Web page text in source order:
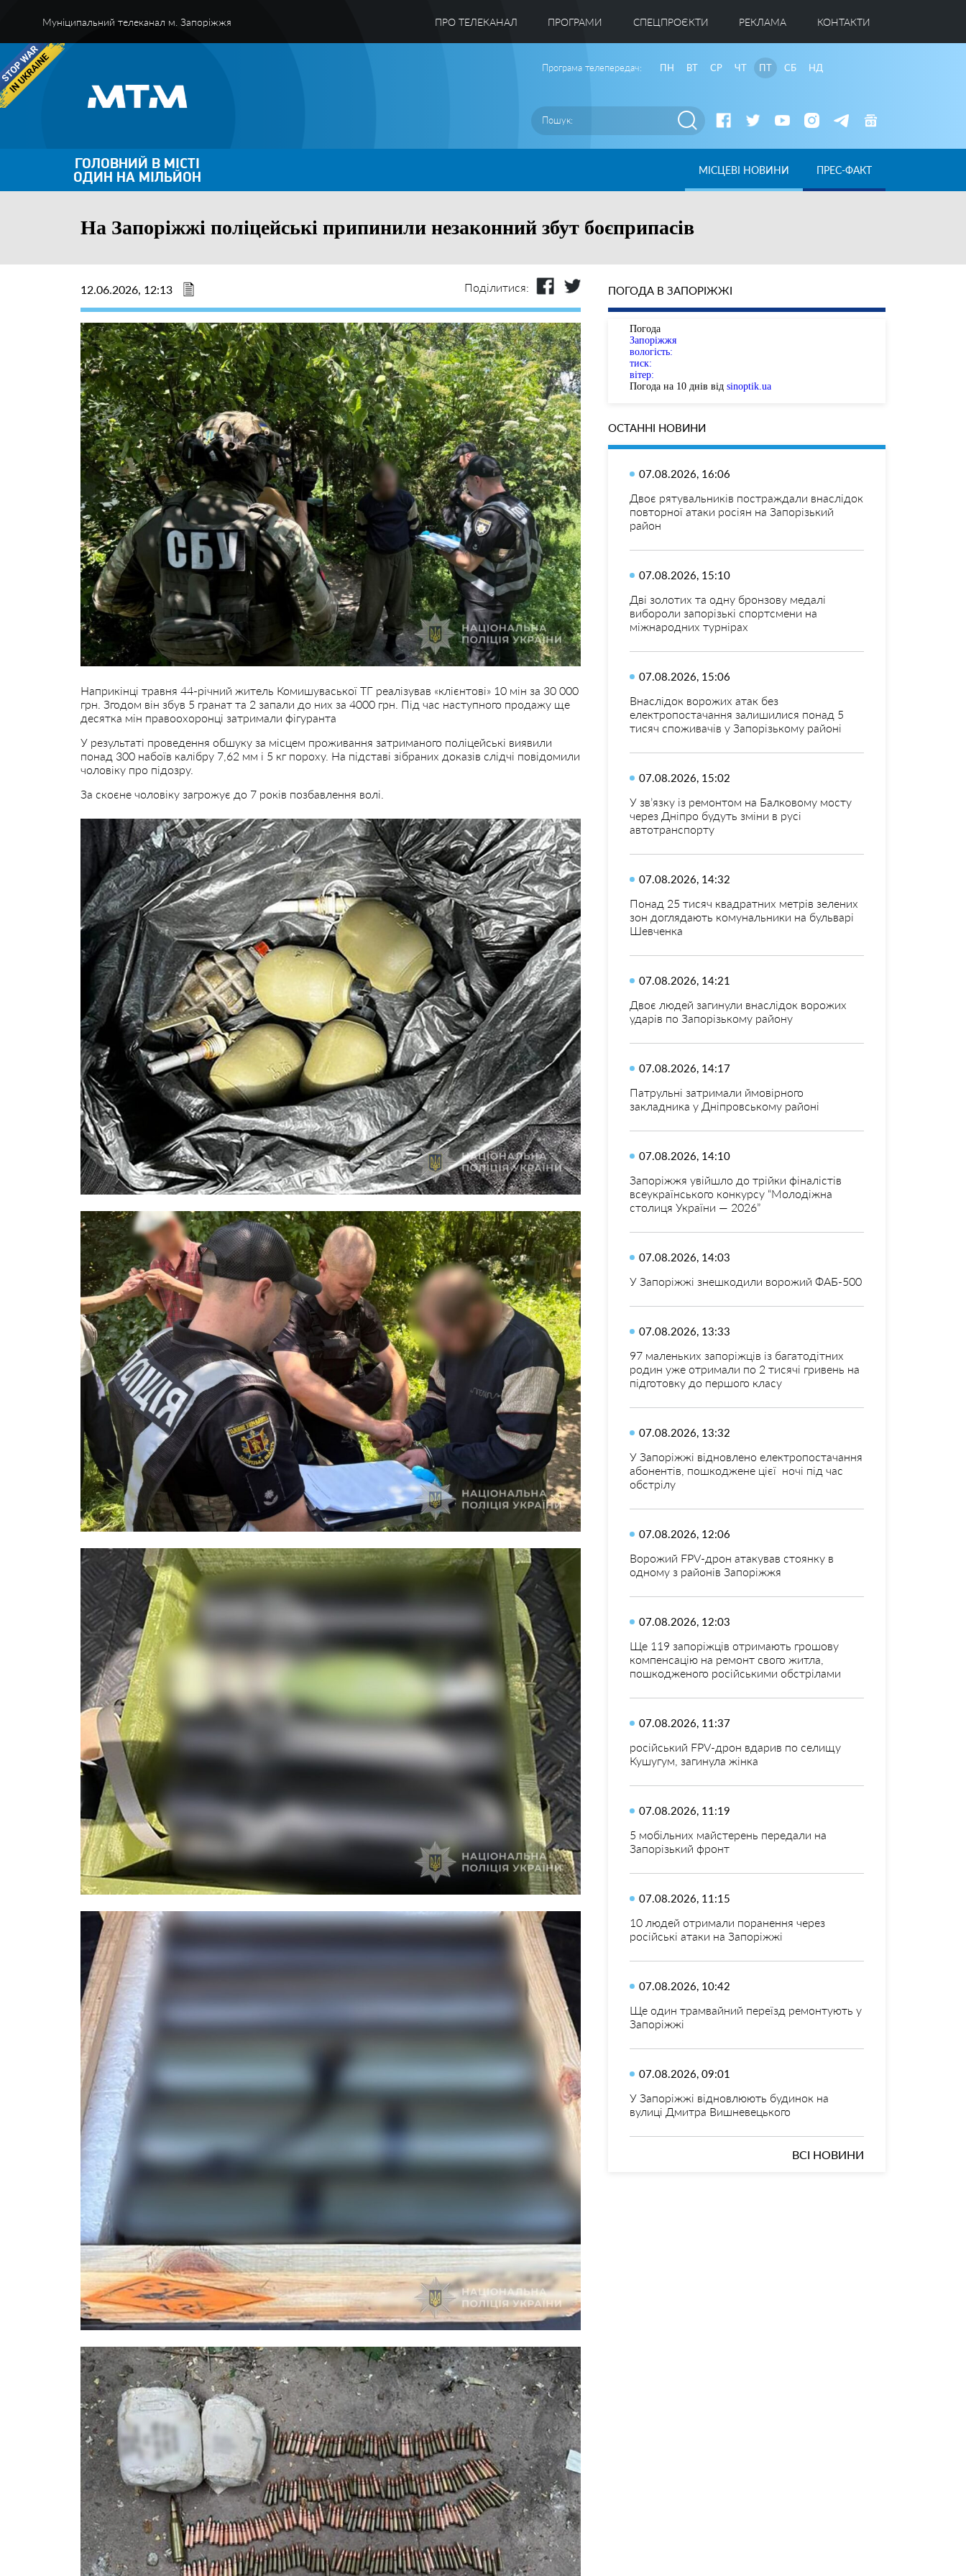
Муніципальний телеканал м. Запоріжжя ПРО ТЕЛЕКАНАЛ ПРОГРАМИ CПЕЦПРОЄКТИ РЕКЛАМА КОНТАКТИ
Програма телепередач: ПН ВТ СР ЧТ ПТ СБ НД
ГОЛОВНИЙ В МІСТІ
ОДИН НА МІЛЬЙОН МІСЦЕВІ НОВИНИ ПРЕС-ФАКТ
На Запоріжжі поліцейські припинили незаконний збут боєприпасів
12.06.2026, 12:13 Поділитися:
Наприкінці травня 44-річний житель Комишуваської ТГ реалізував «клієнтові» 10 мін за 30 000
грн. Згодом він збув 5 гранат та 2 запали до них за 4000 грн. Під час наступного продажу ще
десятка мін правоохоронці затримали фігуранта
У результаті проведення обшуку за місцем проживання затриманого поліцейські виявили
понад 300 набоїв калібру 7,62 мм і 5 кг пороху. На підставі зібраних доказів слідчі повідомили
чоловіку про підозру.
За скоєне чоловіку загрожує до 7 років позбавлення волі.
ПОГОДА В ЗАПОРІЖЖІ
Погода
Запоріжжя
вологість:
тиск:
вітер:
Погода на 10 днів від sinoptik.ua
ОСТАННІ НОВИНИ
07.08.2026, 16:06
Двоє рятувальників постраждали внаслідок
повторної атаки росіян на Запорізький
район
07.08.2026, 15:10
Дві золотих та одну бронзову медалі
вибороли запорізькі спортсмени на
міжнародних турнірах
07.08.2026, 15:06
Внаслідок ворожих атак без
електропостачання залишилися понад 5
тисяч споживачів у Запорізькому районі
07.08.2026, 15:02
У зв’язку із ремонтом на Балковому мосту
через Дніпро будуть зміни в русі
автотранспорту
07.08.2026, 14:32
Понад 25 тисяч квадратних метрів зелених
зон доглядають комунальники на бульварі
Шевченка
07.08.2026, 14:21
Двоє людей загинули внаслідок ворожих
ударів по Запорізькому району
07.08.2026, 14:17
Патрульні затримали ймовірного
закладника у Дніпровському районі
07.08.2026, 14:10
Запоріжжя увійшло до трійки фіналістів
всеукраїнського конкурсу “Молодіжна
столиця України — 2026”
07.08.2026, 14:03
У Запоріжжі знешкодили ворожий ФАБ-500
07.08.2026, 13:33
97 маленьких запоріжців із багатодітних
родин уже отримали по 2 тисячі гривень на
підготовку до першого класу
07.08.2026, 13:32
У Запоріжжі відновлено електропостачання
абонентів, пошкоджене цієї ночі під час
обстрілу
07.08.2026, 12:06
Ворожий FPV-дрон атакував стоянку в
одному з районів Запоріжжя
07.08.2026, 12:03
Ще 119 запоріжців отримають грошову
компенсацію на ремонт свого житла,
пошкодженого російськими обстрілами
07.08.2026, 11:37
російський FPV-дрон вдарив по селищу
Кушугум, загинула жінка
07.08.2026, 11:19
5 мобільних майстерень передали на
Запорізький фронт
07.08.2026, 11:15
10 людей отримали поранення через
російські атаки на Запоріжжі
07.08.2026, 10:42
Ще один трамвайний переїзд ремонтують у
Запоріжжі
07.08.2026, 09:01
У Запоріжжі відновлюють будинок на
вулиці Дмитра Вишневецького
ВСІ НОВИНИ